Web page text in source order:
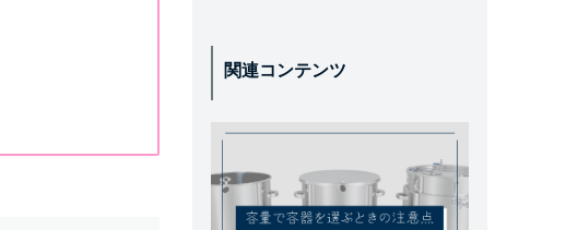
関連コンテンツ